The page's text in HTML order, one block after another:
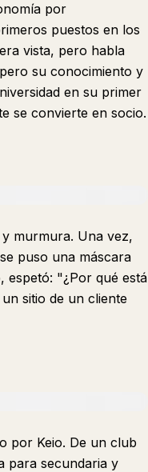
por
puestos en los
vista, pero habla
su conocimiento y
en su primer
se convierte en socio.
murmura. Una vez,
puso una máscara
espetó: "¿Por qué está
sitio de un cliente
por Keio. De un club
para secundaria y